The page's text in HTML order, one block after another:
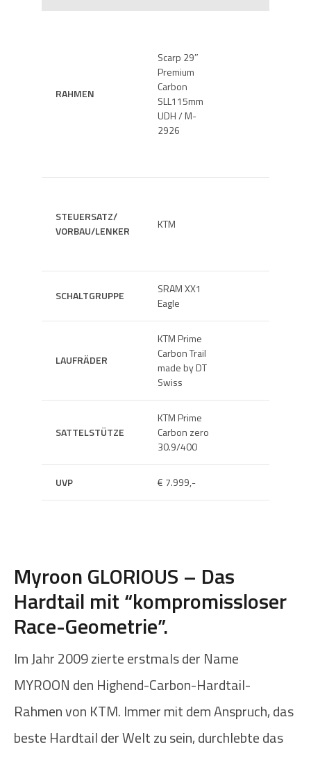
RAHMEN
Scarp 29″
Premium
Carbon
SLL115mm
UDH / M-
2926
STEUERSATZ/
VORBAU/LENKER
KTM
SCHALTGRUPPE
SRAM XX1
Eagle
LAUFRÄDER
KTM Prime
Carbon Trail
made by DT
Swiss
SATTELSTÜTZE
KTM Prime
Carbon zero
30.9/400
UVP € 7.999,-
Myroon GLORIOUS – Das
Hardtail mit “kompromissloser
Race-Geometrie”.
Im Jahr 2009 zierte erstmals der Name
MYROON den Highend-Carbon-Hardtail-
Rahmen von KTM. Immer mit dem Anspruch, das
beste Hardtail der Welt zu sein, durchlebte das